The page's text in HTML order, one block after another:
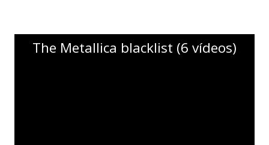
The Metallica blacklist (6 vídeos)